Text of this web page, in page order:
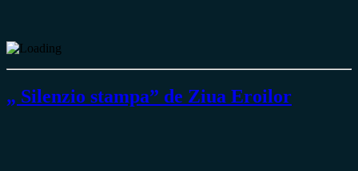
„ Silenzio stampa” de Ziua Eroilor